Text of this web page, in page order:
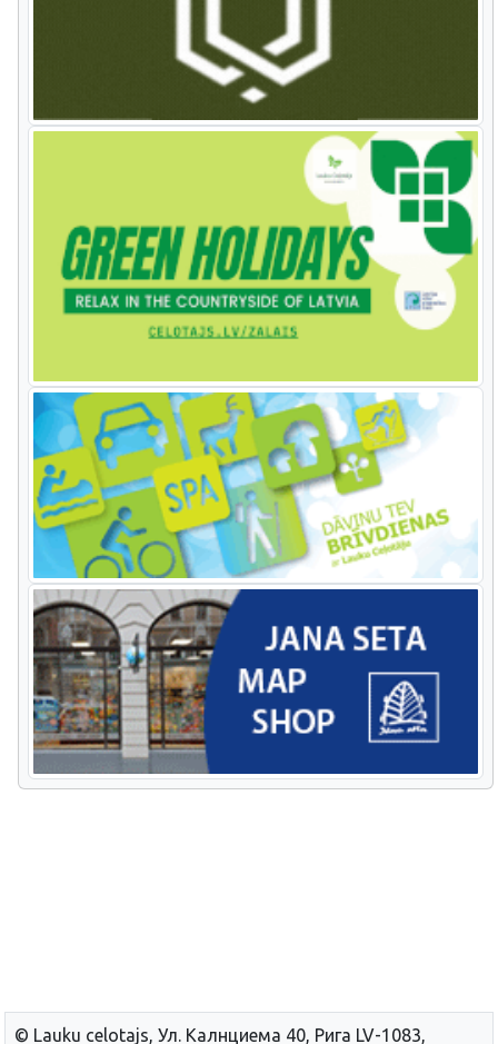
© Lauku сelotajs, Ул. Калнциема 40, Рига LV-1083,